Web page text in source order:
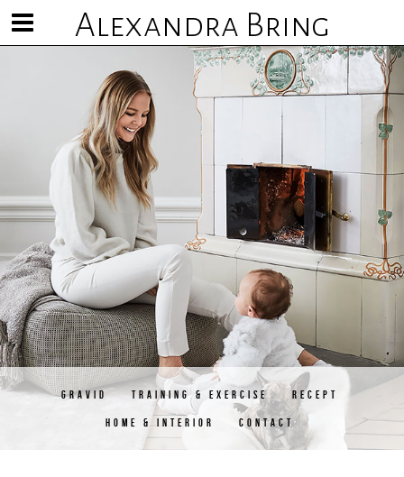
Alexandra Bring
Visa/göm
meny
GRAVID TRAINING & EXERCISE RECEPT
HOME & INTERIOR CONTACT